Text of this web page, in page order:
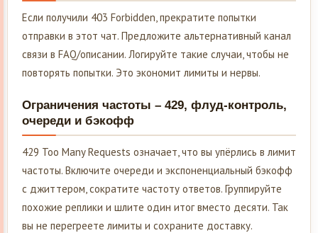
Если получили 403 Forbidden, прекратите попытки
отправки в этот чат. Предложите альтернативный канал
связи в FAQ/описании. Логируйте такие случаи, чтобы не
повторять попытки. Это экономит лимиты и нервы.
Ограничения частоты – 429, флуд-контроль,
очереди и бэкофф
429 Too Many Requests означает, что вы упёрлись в лимит
частоты. Включите очереди и экспоненциальный бэкофф
с джиттером, сократите частоту ответов. Группируйте
похожие реплики и шлите один итог вместо десяти. Так
вы не перегреете лимиты и сохраните доставку.